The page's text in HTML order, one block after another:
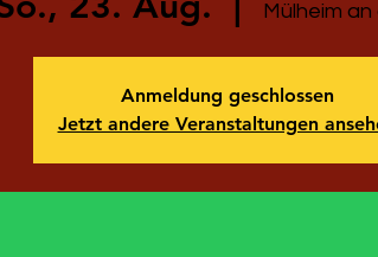
Mülheim an
Anmeldung geschlossen
Jetzt andere Veranstaltungen